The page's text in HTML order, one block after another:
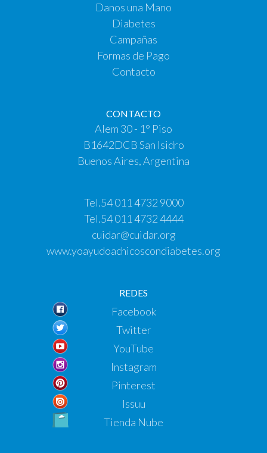
Danos una Mano
Diabetes
Campañas
Formas de Pago
Contacto
CONTACTO
Alem 30 - 1° Piso
B1642DCB San Isidro
Buenos Aires, Argentina
Tel.54 011 4732 9000
Tel.54 011 4732 4444
cuidar@cuidar.org
www.yoayudoachicoscondiabetes.org
REDES
Facebook
Twitter
YouTube
Instagram
Pinterest
Issuu
Tienda Nube